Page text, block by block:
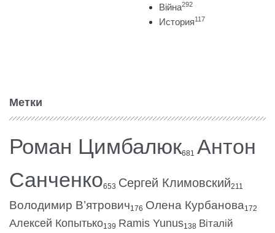
Війна292
История117
Метки
Роман Цимбалюк681 Антон
Санченко653 Сергей Климовский211
Володимир В’ятрович176 Олена Курбанова172
Алексей Копытько139 Ramis Yunus138 Віталій